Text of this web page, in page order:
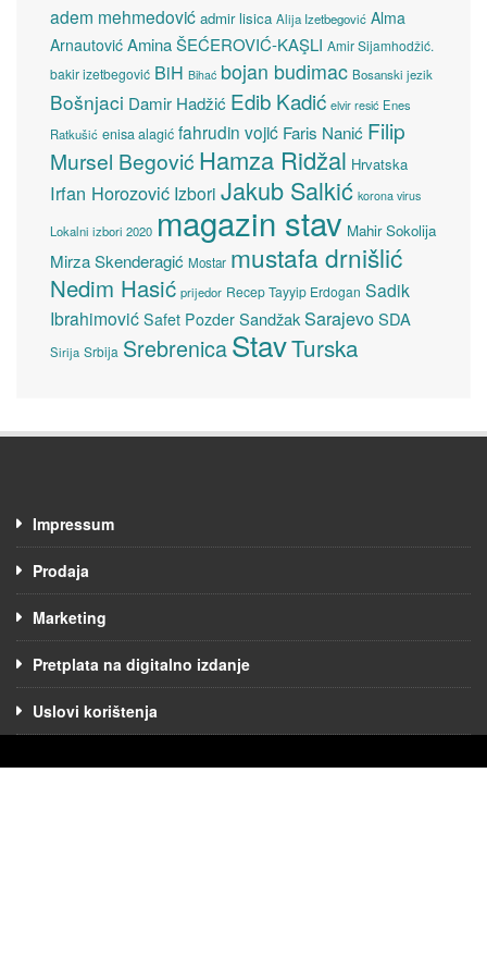
adem mehmedović admir lisica Alija Izetbegović Alma
Arnautović Amina ŠEĆEROVIĆ-KAŞLI Amir Sijamhodžić.
bakir izetbegović BiH Bihać bojan budimac Bosanski jezik
Bošnjaci Damir Hadžić Edib Kadić elvir resić Enes
Ratkušić enisa alagić fahrudin vojić Faris Nanić Filip
Mursel Begović Hamza Ridžal Hrvatska
Irfan Horozović Izbori Jakub Salkić korona virus
Lokalni izbori 2020 magazin stav Mahir Sokolija
Mirza Skenderagić Mostar mustafa drnišlić
Nedim Hasić prijedor Recep Tayyip Erdogan Sadik
Ibrahimović Safet Pozder SandžakSarajevoSDA
Sirija Srbija SrebrenicaStavTurska
Impressum
Prodaja
Marketing
Pretplata na digitalno izdanje
Uslovi korištenja